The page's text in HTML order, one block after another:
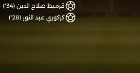
قرميط صلاح الدين (34')
كركوري عبد النور (28')